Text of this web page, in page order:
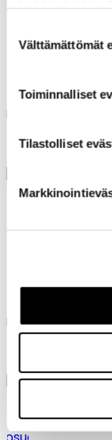
valinta
Välttämättömät
Toiminnalliset
Tilastolliset
Luhta pikeepaita
24,95 € 49,90 €
Luhta neule